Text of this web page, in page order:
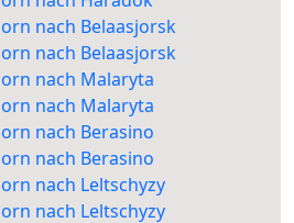
nach Belaasjorsk
nach Belaasjorsk
nach Malaryta
nach Malaryta
nach Berasino
nach Berasino
nach Leltschyzy
nach Leltschyzy